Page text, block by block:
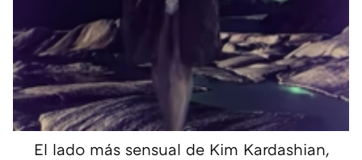
El lado más sensual de Kim Kardashian,